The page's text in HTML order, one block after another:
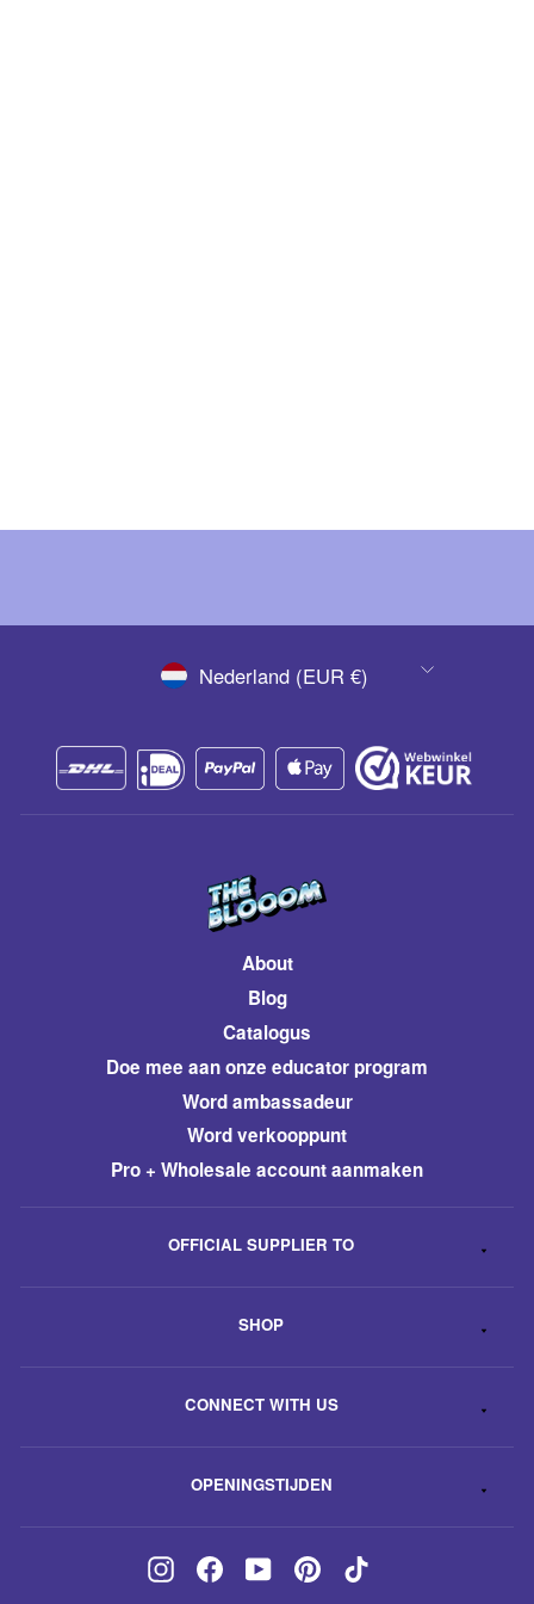
VALUTANederland (EUR €)
About
Blog
Catalogus
​Doe mee aan onze educator program
Word ambassadeur
​Word verkooppunt
Pro + Wholesale account aanmaken
OFFICIAL SUPPLIER TO
SHOP
CONNECT WITH US
OPENINGSTIJDEN
InstagramFacebook
YouTubePinterestTikTok